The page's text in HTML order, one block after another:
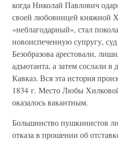
когда Николай Павлович
своей любовницей княжной
«неблагодарный», стал
новоиспеченную супругу,
Безобразова арестовали,
адъютанта, а затем сослали
Кавказ. Вся эта история
1834 г. Место Любы
оказалось вакантным.
Большинство пушкинистов
отказа в прошении об